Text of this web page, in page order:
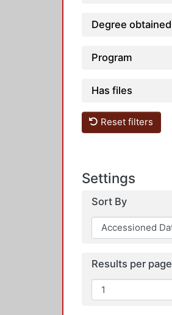
Degree obtained
Program
Has files
Reset filters
Settings
Sort By
Results per page